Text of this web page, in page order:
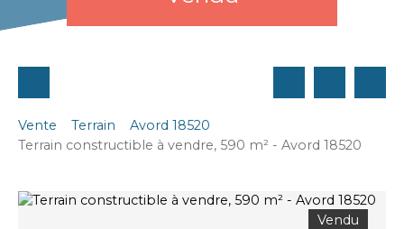
Vente Terrain
Avord 18520
Terrain constructible à vendre, 590 m² - Avord 18520
Vendu